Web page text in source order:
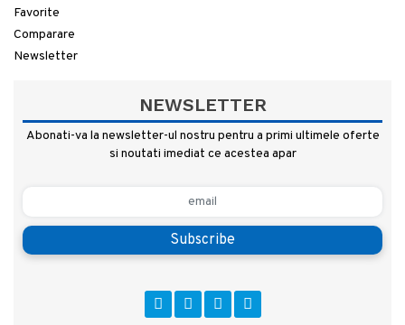
Favorite
Comparare
Newsletter
NEWSLETTER
Abonati-va la newsletter-ul nostru pentru a primi ultimele oferte
si noutati imediat ce acestea apar
Subscribe